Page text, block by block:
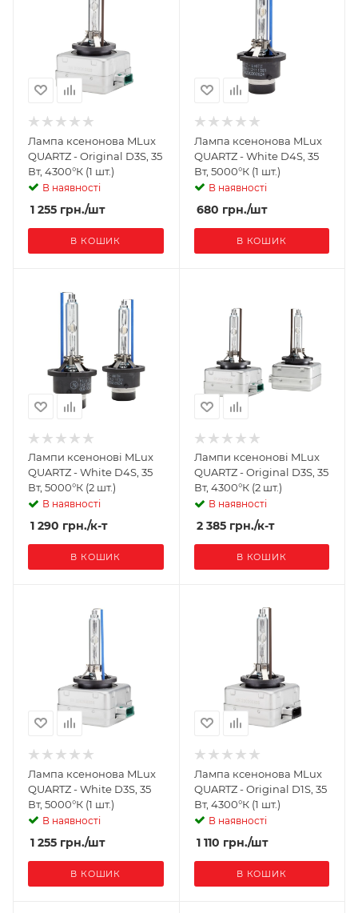
Лампа ксенонова MLux
QUARTZ - Original D3S, 35
Вт, 4300°К (1 шт.)
В наявності
1 255 грн./шт
В КОШИК
Лампа ксенонова MLux
QUARTZ - White D4S, 35
Вт, 5000°К (1 шт.)
В наявності
680 грн./шт
В КОШИК
Лампи ксенонові MLux
QUARTZ - White D4S, 35
Вт, 5000°К (2 шт.)
В наявності
1 290 грн./к-т
В КОШИК
Лампи ксенонові MLux
QUARTZ - Original D3S, 35
Вт, 4300°К (2 шт.)
В наявності
2 385грн./к-т
В КОШИК
Лампа ксенонова MLux
QUARTZ - White D3S, 35
Вт, 5000°К (1 шт.)
В наявності
1 255 грн./шт
В КОШИК
Лампа ксенонова MLux
QUARTZ - Original D1S, 35
Вт, 4300°К (1 шт.)
В наявності
1 110 грн./шт
В КОШИК